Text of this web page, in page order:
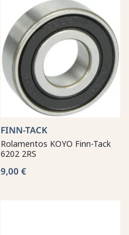
FINN-TACK
Rolamentos KOYO Finn-Tack
6202 2RS
9,00 €